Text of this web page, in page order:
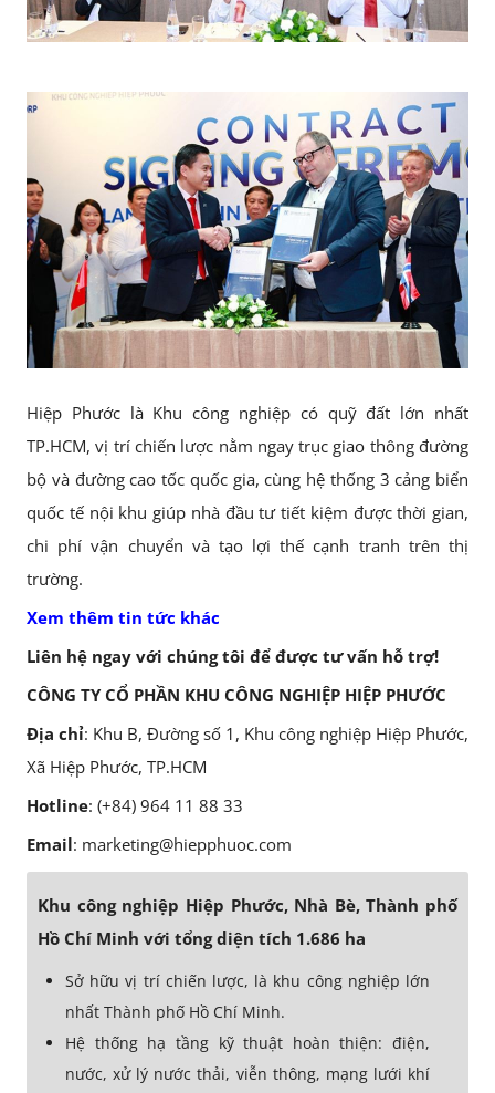
Hiệp Phước là Khu công nghiệp có quỹ đất lớn nhất
TP.HCM, vị trí chiến lược nằm ngay trục giao thông đường
bộ và đường cao tốc quốc gia, cùng hệ thống 3 cảng biển
quốc tế nội khu giúp nhà đầu tư tiết kiệm được thời gian,
chi phí vận chuyển và tạo lợi thế cạnh tranh trên thị
trường.
Xem thêm tin tức khác
Liên hệ ngay với chúng tôi để được tư vấn hỗ trợ!
CÔNG TY CỔ PHẦN KHU CÔNG NGHIỆP HIỆP PHƯỚC
Địa chỉ: Khu B, Đường số 1, Khu công nghiệp Hiệp Phước,
Xã Hiệp Phước, TP.HCM
Hotline: (+84) 964 11 88 33
Email: marketing@hiepphuoc.com
Khu công nghiệp Hiệp Phước, Nhà Bè, Thành phố
Hồ Chí Minh với tổng diện tích 1.686 ha
Sở hữu vị trí chiến lược, là khu công nghiệp lớn
nhất Thành phố Hồ Chí Minh.
Hệ thống hạ tầng kỹ thuật hoàn thiện: điện,
nước, xử lý nước thải, viễn thông, mạng lưới khí